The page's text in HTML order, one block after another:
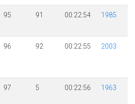
95 91 00:22:54 1985
96 92 00:22:55 2003
97 5 00:22:56 1963